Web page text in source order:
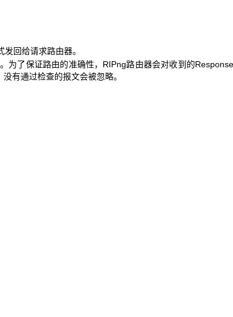
回给请求路由器。
为了保证路由的准确性，RIPng路由器会对收到的
有通过检查的报文会被忽略。